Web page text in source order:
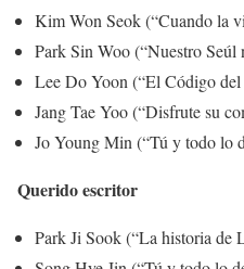
Kim Won Seok (“Cuando la
Park Sin Woo (“Nuestro Seúl
Lee Do Yoon (“El Código
Jang Tae Yoo (“Disfrute su
Jo Young Min (“Tú y todo lo
Querido escritor
Park Ji Sook (“La historia de